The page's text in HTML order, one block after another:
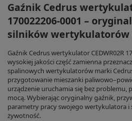
Gaźnik Cedrus
170022206-0001 –
silników wertykulatorów
Gaźnik Cedrus wertykulator CEDWR02R
wysokiej jakości część zamienna
spalinowych wertykulatorów marki
przygotowanie mieszanki
urządzenie uruchamia się bez problemu,
mocą. Wybierając oryginalny gaźnik,
parametry pracy swojego wertykulatora i
żywotność.